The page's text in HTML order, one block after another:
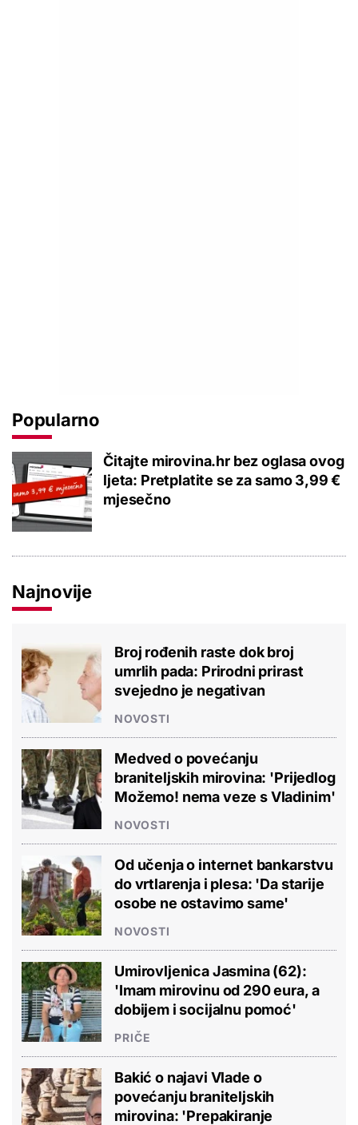
Popularno
Čitajte mirovina.hr bez oglasa ovog
ljeta: Pretplatite se za samo 3,99 €
mjesečno
Najnovije
Broj rođenih raste dok broj
umrlih pada: Prirodni prirast
svejedno je negativan
NOVOSTI
Medved o povećanju
braniteljskih mirovina: 'Prijedlog
Možemo! nema veze s Vladinim'
NOVOSTI
Od učenja o internet bankarstvu
do vrtlarenja i plesa: 'Da starije
osobe ne ostavimo same'
NOVOSTI
Umirovljenica Jasmina (62):
'Imam mirovinu od 290 eura, a
dobijem i socijalnu pomoć'
PRIČE
Bakić o najavi Vlade o
povećanju braniteljskih
mirovina: 'Prepakiranje